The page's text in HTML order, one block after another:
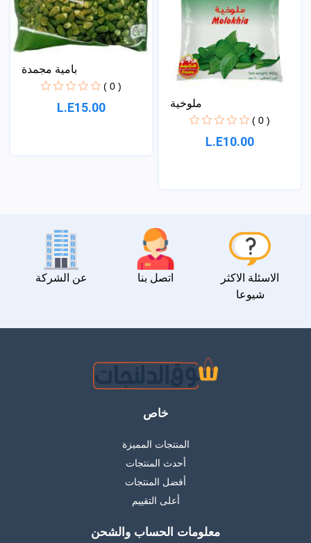
بامية مجمدة
( 0 )
L.E15.00 ملوخية
( 0 )
L.E10.00
عن الشركة اتصل بنا
الاسئلة الاكثر
شيوعا
خاص
المنتجات المميزة
أحدث المنتجات
أفضل المنتجات
أعلى التقييم
معلومات الحساب والشحن